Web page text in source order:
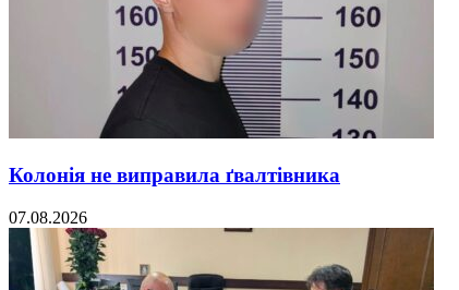
Колонія не виправила ґвалтівника
07.08.2026